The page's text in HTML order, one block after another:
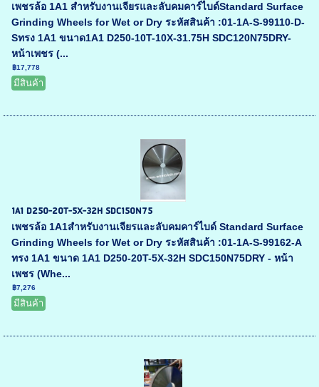
เพชรล้อ 1A1 สำหรับงานเจียรและลับคมคาร์ไบด์Standard Surface
Grinding Wheels for Wet or Dry ระหัสสินค้า :01-1A-S-99110-D-
Sทรง 1A1 ขนาด1A1 D250-10T-10X-31.75H SDC120N75DRY-
หน้าเพชร (...
฿17,778
มีสินค้า
1A1 D250-20T-5X-32H SDC150N75
เพชรล้อ 1A1สำหรับงานเจียรและลับคมคาร์ไบด์ Standard Surface
Grinding Wheels for Wet or Dry ระหัสสินค้า :01-1A-S-99162-A
ทรง 1A1 ขนาด 1A1 D250-20T-5X-32H SDC150N75DRY - หน้า
เพชร (Whe...
฿7,276
มีสินค้า